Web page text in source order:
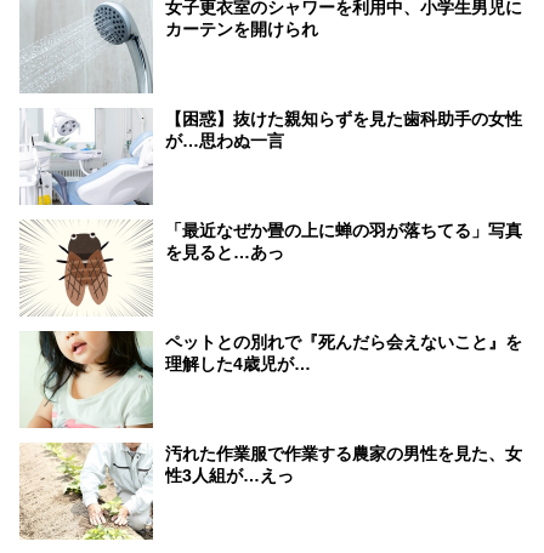
女子更衣室のシャワーを利用中、小学生男児に
カーテンを開けられ
【困惑】抜けた親知らずを見た歯科助手の女性
が…思わぬ一言
「最近なぜか畳の上に蝉の羽が落ちてる」写真
を見ると…あっ
ペットとの別れで『死んだら会えないこと』を
理解した4歳児が…
汚れた作業服で作業する農家の男性を見た、女
性3人組が…えっ